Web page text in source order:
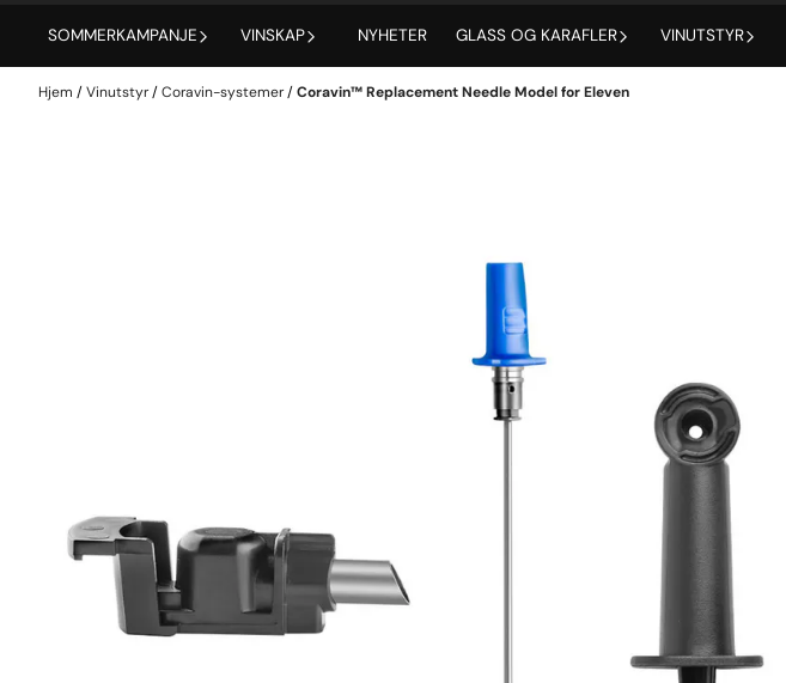
SOMMERKAMPANJE VINSKAP NYHETER GLASS OG KARAFLER VINUTSTYR
Hjem /Vinutstyr/Coravin-systemer/Coravin™ Replacement Needle Model for Eleven